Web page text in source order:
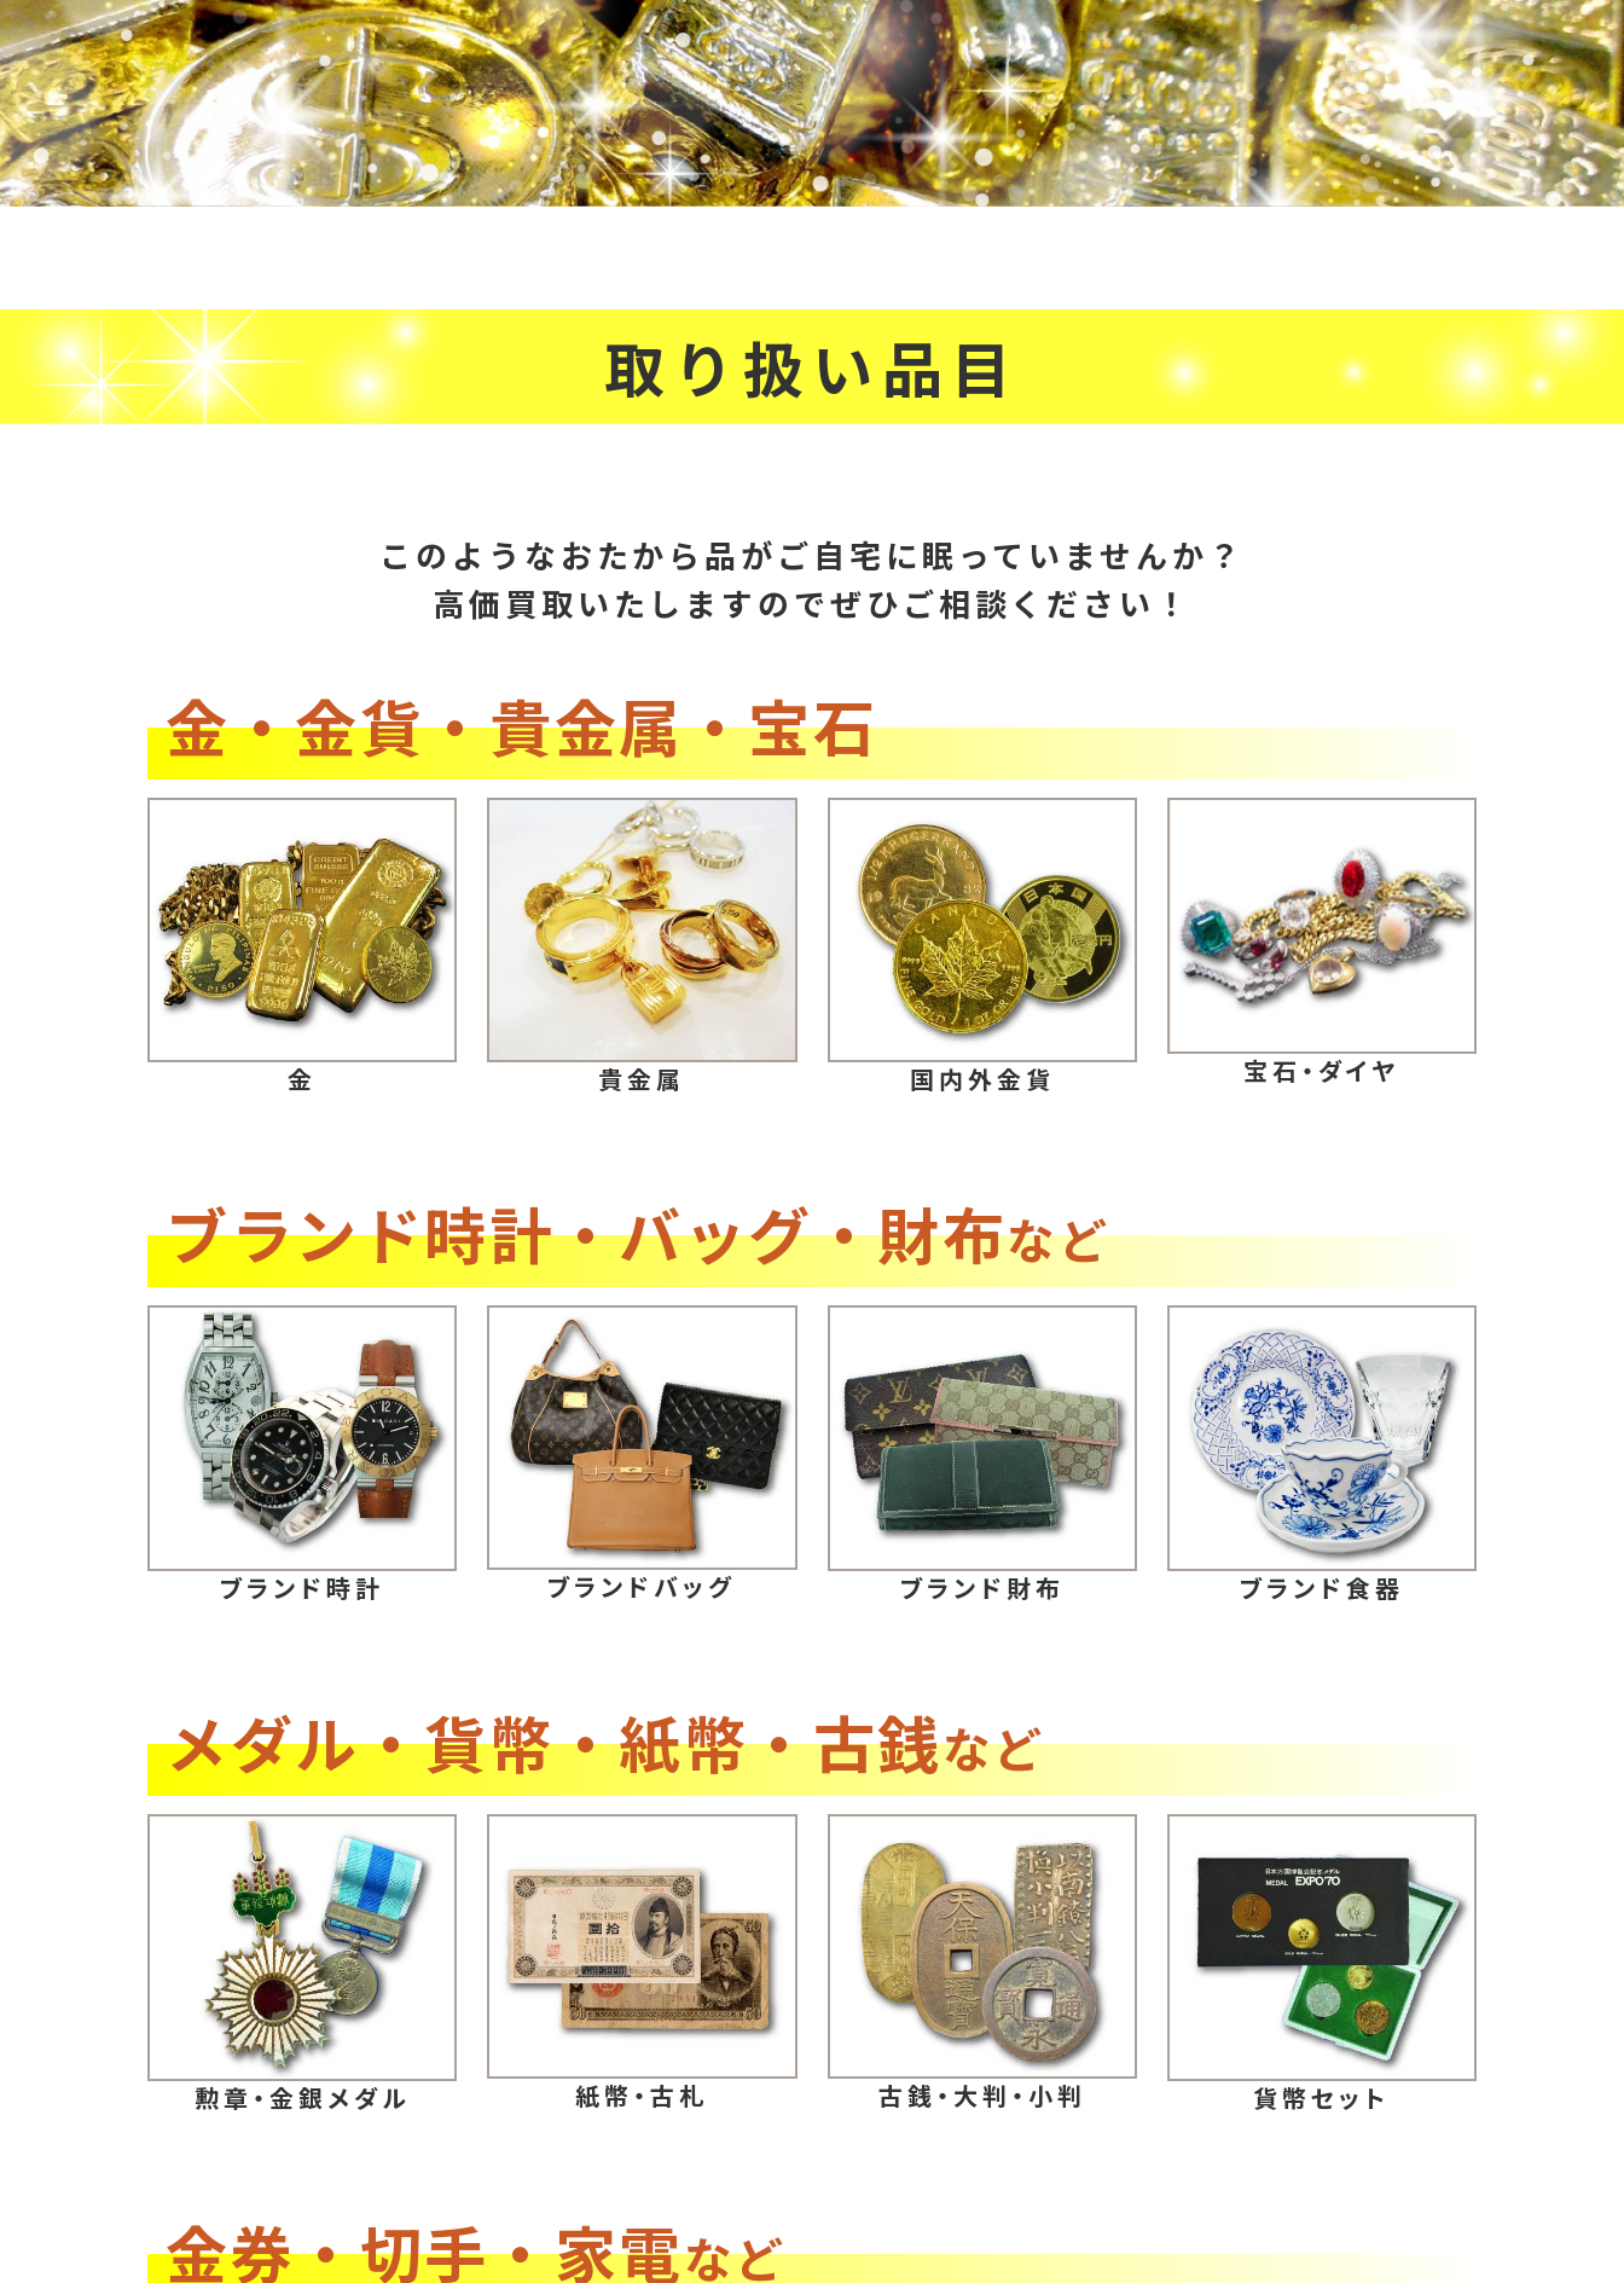
取り扱い品目
このようなおたから品がご自宅に眠っていませんか？
高価買取いたしますのでぜひご相談ください！
金・金貨・貴金属・宝石
金 貴金属 国内外金貨 宝石・ダイヤ
ブランド時計・バッグ・財布など
ブランド時計 ブランドバッグ ブランド財布 ブランド食器
メダル・貨幣・紙幣・古銭など
勲章・金銀メダル 紙幣・古札 古銭・大判・小判 貨幣セット
金券・切手・家電など